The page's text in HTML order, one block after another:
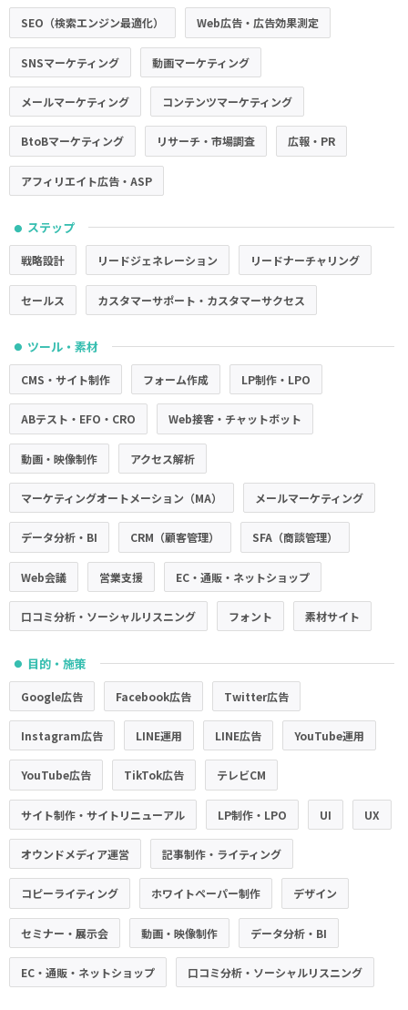
SEO（検索エンジン最適化） Web広告・広告効果測定
SNSマーケティング 動画マーケティング
メールマーケティング コンテンツマーケティング
BtoBマーケティング リサーチ・市場調査 広報・PR
アフィリエイト広告・ASP
● ステップ
戦略設計 リードジェネレーション リードナーチャリング
セールス カスタマーサポート・カスタマーサクセス
● ツール・素材
CMS・サイト制作 フォーム作成 LP制作・LPO
ABテスト・EFO・CRO Web接客・チャットボット
動画・映像制作 アクセス解析
マーケティングオートメーション（MA） メールマーケティング
データ分析・BI CRM（顧客管理） SFA（商談管理）
Web会議 営業支援 EC・通販・ネットショップ
口コミ分析・ソーシャルリスニング フォント 素材サイト
● 目的・施策
Google広告 Facebook広告 Twitter広告
Instagram広告 LINE運用 LINE広告 YouTube運用
YouTube広告 TikTok広告 テレビCM
サイト制作・サイトリニューアル LP制作・LPO UI UX
オウンドメディア運営 記事制作・ライティング
コピーライティング ホワイトペーパー制作 デザイン
セミナー・展示会 動画・映像制作 データ分析・BI
EC・通販・ネットショップ 口コミ分析・ソーシャルリスニング